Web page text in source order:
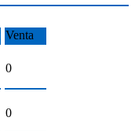
Venta
0
0